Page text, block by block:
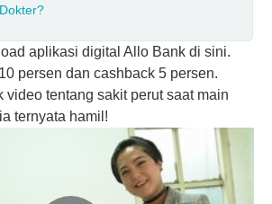
aplikasi digital Allo Bank di sini.
persen dan cashback 5 persen.
video tentang sakit perut saat main
ternyata hamil!